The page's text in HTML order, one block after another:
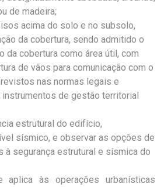
de madeira;
acima do solo e no subsolo,
da cobertura, sendo admitido o
da cobertura como área útil, com
de vãos para comunicação com o
nas normas legais e
de gestão territorial
estrutural do edifício,
sísmico, e observar as opções de
à segurança estrutural e sísmica do
aplica às operações urbanísticas